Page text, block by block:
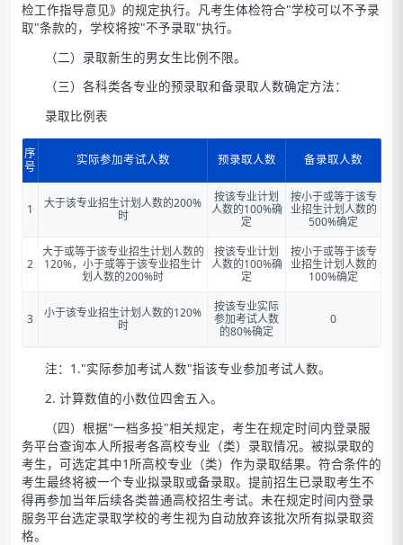
检工作指导意见》的规定执行。凡考生体检符合"学校可以不予录
取"条款的，学校将按"不予录取"执行。
（二）录取新生的男女生比例不限。
（三）各科类各专业的预录取和备录取人数确定方法：
录取比例表
序
号
实际参加考试人数 预录取人数 备录取人数
1
大于该专业招生计划人数的200%
时
按该专业计划
人数的100%确
定
按小于或等于该专
业招生计划人数的
500%确定
2
大于或等于该专业招生计划人数的
120%，小于或等于该专业招生计
划人数的200%时
按该专业计划
人数的100%确
定
按小于或等于该专
业招生计划人数的
100%确定
3
小于该专业招生计划人数的120%
时
按该专业实际
参加考试人数
的80%确定
0
注：1."实际参加考试人数"指该专业参加考试人数。
2. 计算数值的小数位四舍五入。
（四）根据"一档多投"相关规定，考生在规定时间内登录服
务平台查询本人所报考各高校专业（类）录取情况。被拟录取的
考生，可选定其中1所高校专业（类）作为录取结果。符合条件的
考生最终将被一个专业拟录取或备录取。提前招生已录取考生不
得再参加当年后续各类普通高校招生考试。未在规定时间内登录
服务平台选定录取学校的考生视为自动放弃该批次所有拟录取资
格。